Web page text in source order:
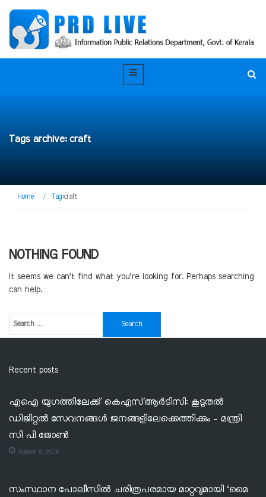
Tags archive: craft
Home / Tag:craft
NOTHING FOUND
It seems we can’t find what you’re looking for. Perhaps searching
can help.
Recent posts
എഐ യുഗത്തിലേക്ക് കെഎസ്ആർടിസി: കൂടുതൽ
ഡിജിറ്റൽ സേവനങ്ങൾ ജനങ്ങളിലേക്കെത്തിക്കും – മന്ത്രി
സി പി ജോൺ
August 6, 2026
സംസ്ഥാന പോലീസിൽ ചരിത്രപരമായ മാറ്റവുമായി ‘മൈ